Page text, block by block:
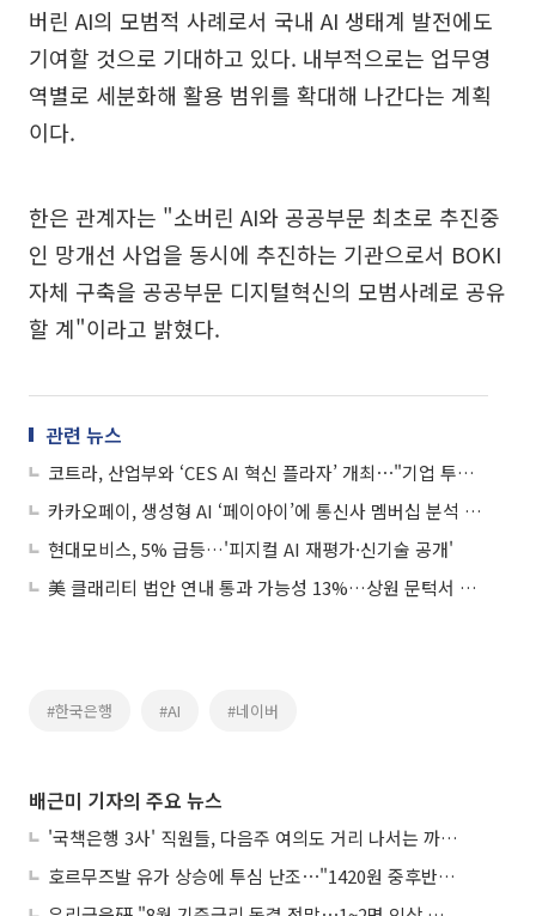
버린 AI의 모범적 사례로서 국내 AI 생태계 발전에도
기여할 것으로 기대하고 있다. 내부적으로는 업무영
역별로 세분화해 활용 범위를 확대해 나간다는 계획
이다.
한은 관계자는 "소버린 AI와 공공부문 최초로 추진중
인 망개선 사업을 동시에 추진하는 기관으로서 BOKI
자체 구축을 공공부문 디지털혁신의 모범사례로 공유
할 계"이라고 밝혔다.
관련 뉴스
코트라, 산업부와 ‘CES AI 혁신 플라자’ 개최⋯"기업 투자 지원 앞장"
카카오페이, 생성형 AI ‘페이아이’에 통신사 멤버십 분석 도입
현대모비스, 5% 급등…'피지컬 AI 재평가·신기술 공개'
美 클래리티 법안 연내 통과 가능성 13%…상원 문턱서 제동
#한국은행 #AI #네이버
배근미 기자의 주요 뉴스
'국책은행 3사' 직원들, 다음주 여의도 거리 나서는 까닭은
호르무즈발 유가 상승에 투심 난조⋯"1420원 중후반 등락"